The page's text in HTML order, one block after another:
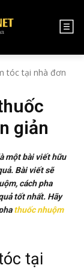
tóc tại nhà đơn
giản
một bài viết hữu
Bài viết sẽ
cách pha
tốt nhất. Hãy
thuốc nhuộm
tại